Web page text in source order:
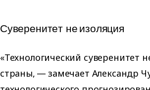
Cyвepeнитeт нe изoляция
«Технологический суверенитет
страны, — замечает Александр